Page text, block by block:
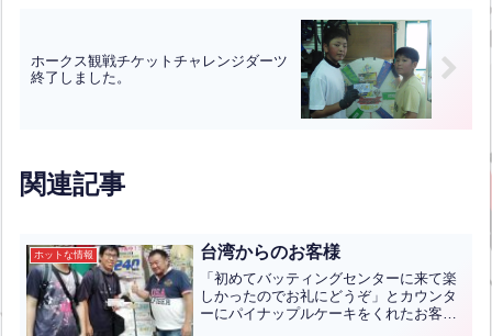
ホークス観戦チケットチャレンジダーツ
終了しました。
関連記事
ホットな情報 台湾からのお客様
「初めてバッティングセンターに来て楽
しかったのでお礼にどうぞ」とカウンタ
ーにパイナップルケーキをくれたお客さ